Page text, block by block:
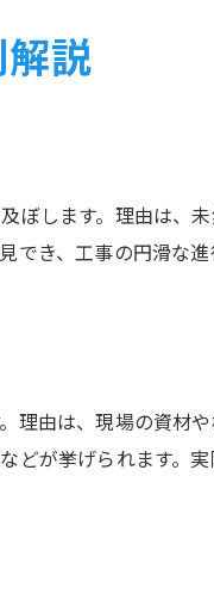
説
します。理由は、
き、工事の円滑な
由は、現場の資材
が挙げられます。